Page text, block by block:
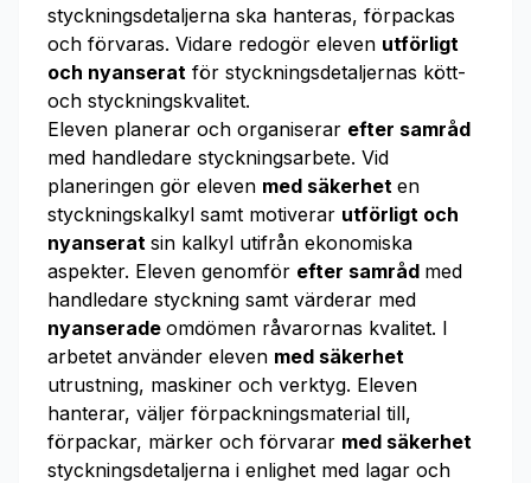
styckningsdetaljerna ska hanteras, förpackas
och förvaras. Vidare redogör eleven utförligt
och nyanserat för styckningsdetaljernas kött-
och styckningskvalitet.
Eleven planerar och organiserar efter samråd
med handledare styckningsarbete. Vid
planeringen gör eleven med säkerhet en
styckningskalkyl samt motiverar utförligt och
nyanserat sin kalkyl utifrån ekonomiska
aspekter. Eleven genomför efter samråd med
handledare styckning samt värderar med
nyanserade omdömen råvarornas kvalitet. I
arbetet använder eleven med säkerhet
utrustning, maskiner och verktyg. Eleven
hanterar, väljer förpackningsmaterial till,
förpackar, märker och förvarar med säkerhet
styckningsdetaljerna i enlighet med lagar och